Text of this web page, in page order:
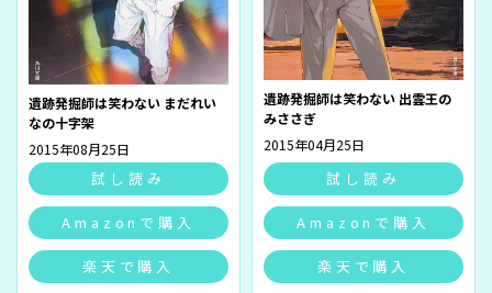
遺跡発掘師は笑わない まだれい
なの十字架
2015年08月25日
試し読み
Amazonで購入
楽天で購入
遺跡発掘師は笑わない 出雲王の
みささぎ
2015年04月25日
試し読み
Amazonで購入
楽天で購入